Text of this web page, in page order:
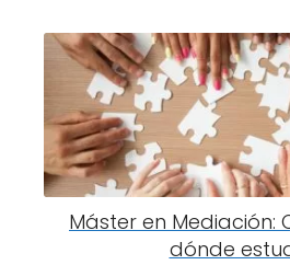
Máster en Mediación:
dónde